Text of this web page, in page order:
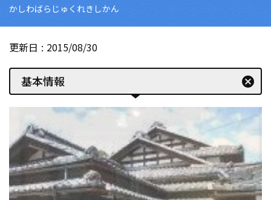
かしわばらじゅくれきしかん
更新日 2015/08/30
基本情報 cancel